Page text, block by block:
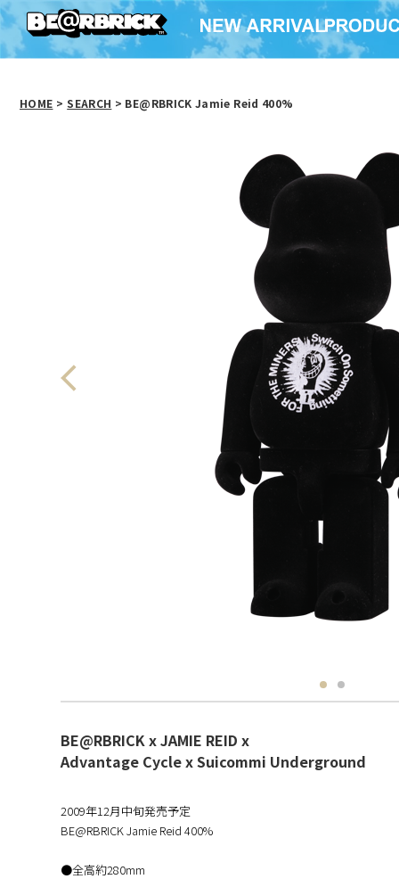
HOME > SEARCH > BE@RBRICK Jamie Reid 400%
BE@RBRICK x JAMIE REID x
Advantage Cycle x Suicommi Underground
2009年12月中旬発売予定
BE@RBRICK Jamie Reid 400%
●全高約280mm